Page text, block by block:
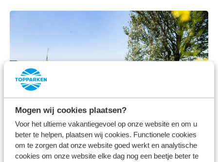
Mogen wij cookies plaatsen?
Voor het ultieme vakantiegevoel op onze website en om u
beter te helpen, plaatsen wij cookies. Functionele cookies
om te zorgen dat onze website goed werkt en analytische
cookies om onze website elke dag nog een beetje beter te
Vakantieparken aan het water